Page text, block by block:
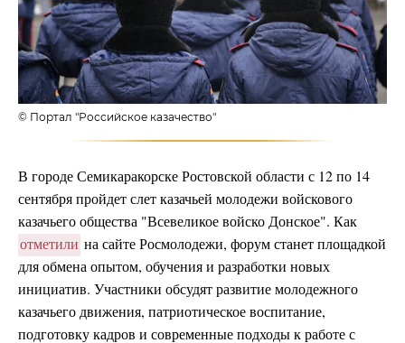
© Портал "Российское казачество"
В городе Семикаракорске Ростовской области с 12 по 14
сентября пройдет слет казачьей молодежи войскового
казачьего общества "Всевеликое войско Донское". Как
отметили на сайте Росмолодежи, форум станет площадкой
для обмена опытом, обучения и разработки новых
инициатив. Участники обсудят развитие молодежного
казачьего движения, патриотическое воспитание,
подготовку кадров и современные подходы к работе с